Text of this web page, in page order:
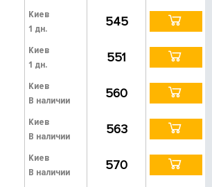
Киев
1 дн.
545
Киев
1 дн.
551
Киев
В наличии
560
Киев
В наличии
563
Киев
В наличии
570